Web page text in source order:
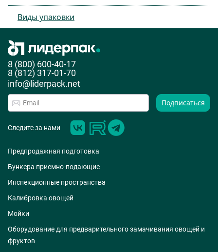
Виды упаковки
8 (800) 600-40-17
8 (812) 317-01-70
info@liderpack.net
Подписаться
Следите за нами
Предпродажная подготовка
Бункера приемно-подающие
Инспекционные пространства
Калибровка овощей
Мойки
Оборудование для предварительного замачивания овощей и
фруктов